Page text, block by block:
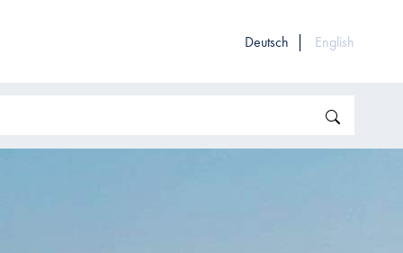
Deutsch English
Search